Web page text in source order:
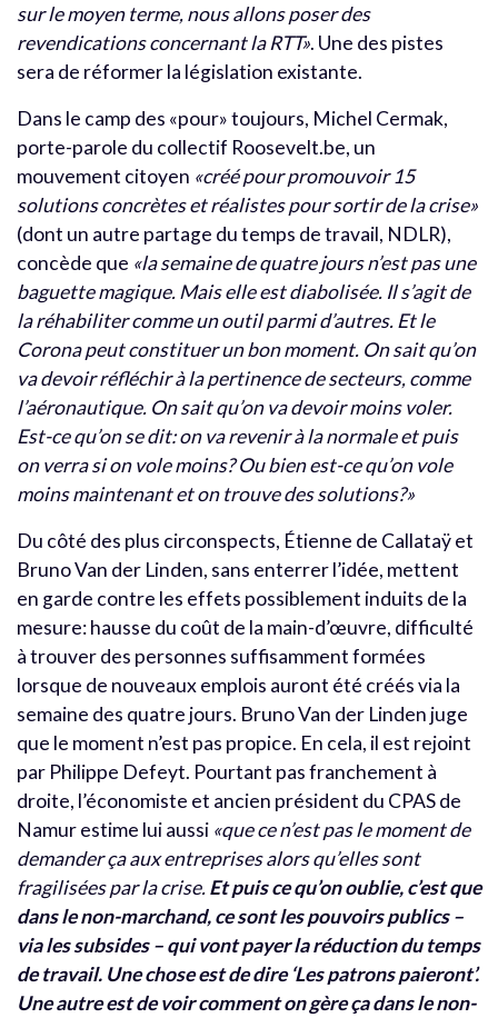
sur le moyen terme, nous allons poser des
revendications concernant la RTT». Une des pistes
sera de réformer la législation existante.
Dans le camp des «pour» toujours, Michel Cermak,
porte-parole du collectif Roosevelt.be, un
mouvement citoyen «créé pour promouvoir 15
solutions concrètes et réalistes pour sortir de la crise»
(dont un autre partage du temps de travail, NDLR),
concède que «la semaine de quatre jours n’est pas une
baguette magique. Mais elle est diabolisée. Il s’agit de
la réhabiliter comme un outil parmi d’autres. Et le
Corona peut constituer un bon moment. On sait qu’on
va devoir réfléchir à la pertinence de secteurs, comme
l’aéronautique. On sait qu’on va devoir moins voler.
Est-ce qu’on se dit: on va revenir à la normale et puis
on verra si on vole moins? Ou bien est-ce qu’on vole
moins maintenant et on trouve des solutions?»
Du côté des plus circonspects, Étienne de Callataÿ et
Bruno Van der Linden, sans enterrer l’idée, mettent
en garde contre les effets possiblement induits de la
mesure: hausse du coût de la main-d’œuvre, difficulté
à trouver des personnes suffisamment formées
lorsque de nouveaux emplois auront été créés via la
semaine des quatre jours. Bruno Van der Linden juge
que le moment n’est pas propice. En cela, il est rejoint
par Philippe Defeyt. Pourtant pas franchement à
droite, l’économiste et ancien président du CPAS de
Namur estime lui aussi «que ce n’est pas le moment de
demander ça aux entreprises alors qu’elles sont
fragilisées par la crise.Et puis ce qu’on oublie, c’est que
dans le non-marchand, ce sont les pouvoirs publics –
via les subsides – qui vont payer la réduction du temps
de travail. Une chose est de dire ‘Les patrons paieront’.
Une autre est de voir comment on gère ça dans le non-